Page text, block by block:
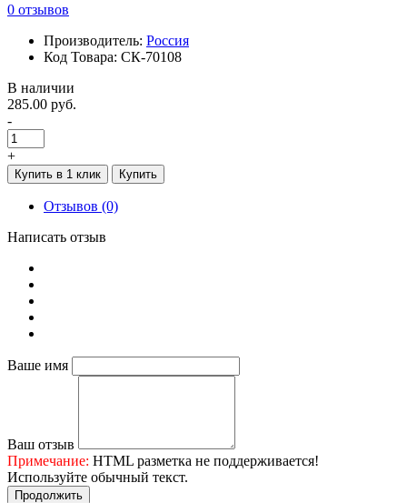
0 отзывов
Производитель: Россия
Код Товара: СК-70108
В наличии
285.00 руб.
-
+
Купить в 1 клик Купить
Отзывов (0)
Написать отзыв
Ваше имя
Ваш отзыв
Примечание: HTML разметка не поддерживается!
Используйте обычный текст.
Продолжить